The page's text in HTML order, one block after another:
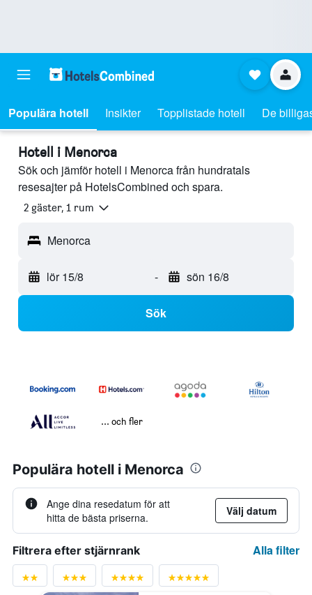
Populära hotell Insikter Topplistade hotell De
Hotell i Menorca
Sök och jämför hotell i Menorca från hundratals
resesajter på HotelsCombined och spara.
2 gäster, 1 rum
Menorca
lör 15/8 - sön 16/8
Sök
... och fler
Populära hotell i Menorca
Ange dina resedatum för att
hitta de bästa priserna.
Välj datum
Filtrera efter stjärnrank Alla filter